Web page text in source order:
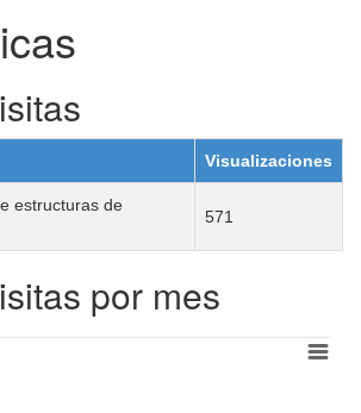
Visualizaciones
estructuras de
571
por mes